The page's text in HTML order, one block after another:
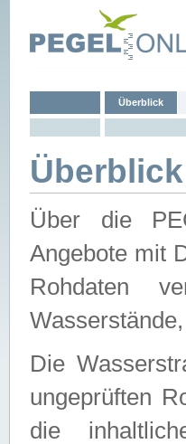
Überblick
Überblick
Über die
Angebote mit
Rohdaten
Die
ungeprüften
die